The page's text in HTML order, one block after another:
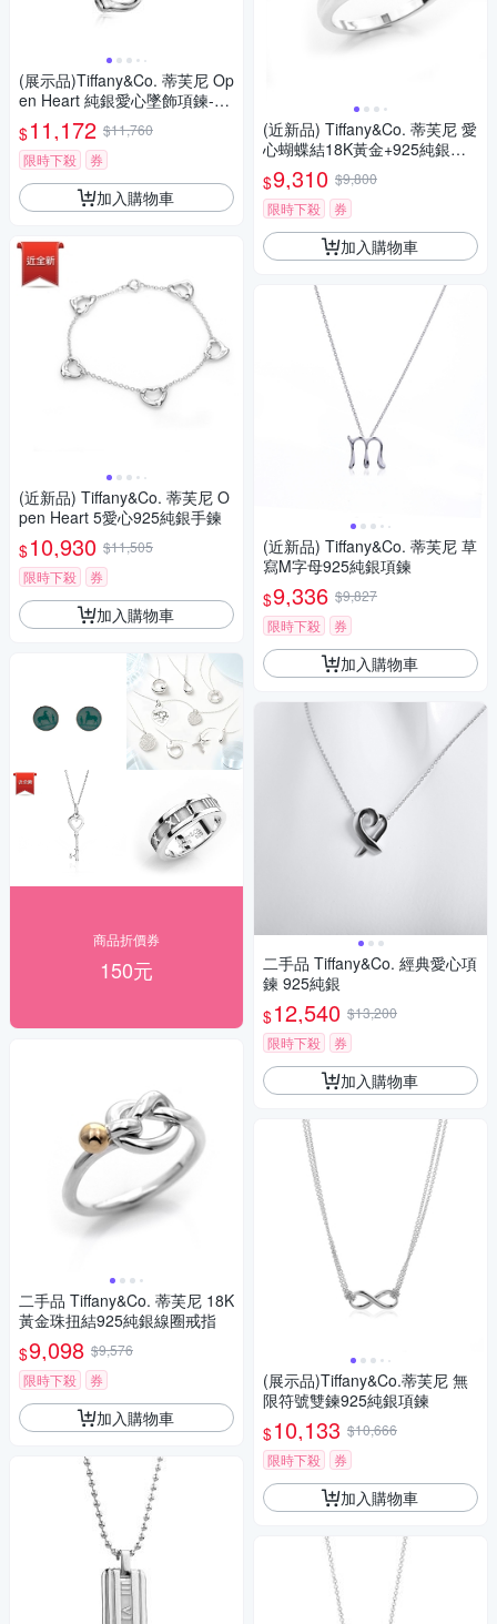
(展示品)Tiffany&Co. 蒂芙尼 Op
en Heart 純銀愛心墜飾項鍊-16
mm
$11,172 $11,760
限時下殺
券
加入購物車
(近新品) Tiffany&Co. 蒂芙尼 O
pen Heart 5愛心925純銀手鍊
$10,930 $11,505
限時下殺
券
加入購物車
商品折價券
150元
二手品 Tiffany&Co. 蒂芙尼 18K
黃金珠扭結925純銀線圈戒指
$9,098 $9,576
限時下殺
券
加入購物車
(近新品) Tiffany&Co. 蒂芙尼 愛
心蝴蝶結18K黃金+925純銀戒
指
$9,310 $9,800
限時下殺
券
加入購物車
(近新品) Tiffany&Co. 蒂芙尼 草
寫M字母925純銀項鍊
$9,336 $9,827
限時下殺
券
加入購物車
二手品 Tiffany&Co. 經典愛心項
鍊 925純銀
$12,540 $13,200
限時下殺
券
加入購物車
(展示品)Tiffany&Co.蒂芙尼 無
限符號雙鍊925純銀項鍊
$10,133 $10,666
限時下殺
券
加入購物車